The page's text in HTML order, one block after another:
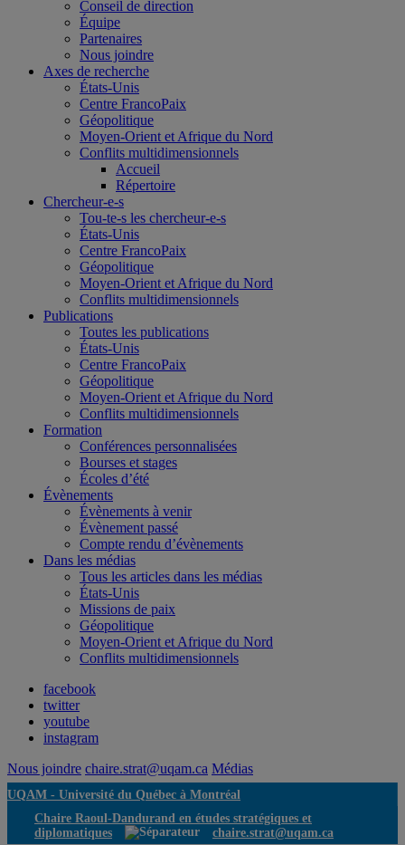
Conseil de direction
Équipe
Partenaires
Nous joindre
Axes de recherche
États-Unis
Centre FrancoPaix
Géopolitique
Moyen-Orient et Afrique du Nord
Conflits multidimensionnels
Accueil
Répertoire
Chercheur-e-s
Tou-te-s les chercheur-e-s
États-Unis
Centre FrancoPaix
Géopolitique
Moyen-Orient et Afrique du Nord
Conflits multidimensionnels
Publications
Toutes les publications
États-Unis
Centre FrancoPaix
Géopolitique
Moyen-Orient et Afrique du Nord
Conflits multidimensionnels
Formation
Conférences personnalisées
Bourses et stages
Écoles d’été
Évènements
Évènements à venir
Évènement passé
Compte rendu d’évènements
Dans les médias
Tous les articles dans les médias
États-Unis
Missions de paix
Géopolitique
Moyen-Orient et Afrique du Nord
Conflits multidimensionnels
facebook
twitter
youtube
instagram
Nous joindre chaire.strat@uqam.ca Médias
UQAM - Université du Québec à Montréal
Chaire Raoul-Dandurand en études stratégiques et
diplomatiques
chaire.strat@uqam.ca